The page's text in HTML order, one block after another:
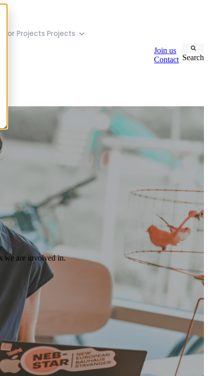
for Projects Projects
Join us
Contact Search
we are involved in.